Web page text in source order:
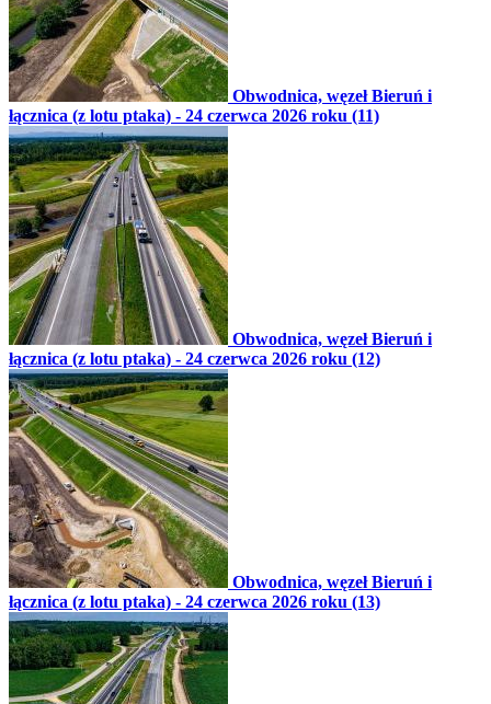
Obwodnica, węzeł Bieruń i
łącznica (z lotu ptaka) - 24 czerwca 2026 roku (11)
Obwodnica, węzeł Bieruń i
łącznica (z lotu ptaka) - 24 czerwca 2026 roku (12)
Obwodnica, węzeł Bieruń i
łącznica (z lotu ptaka) - 24 czerwca 2026 roku (13)